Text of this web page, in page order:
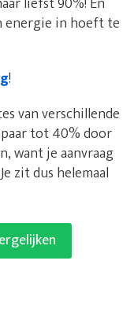
energie in hoeft te
!
van verschillende
tot 40% door
want je aanvraag
zit dus helemaal